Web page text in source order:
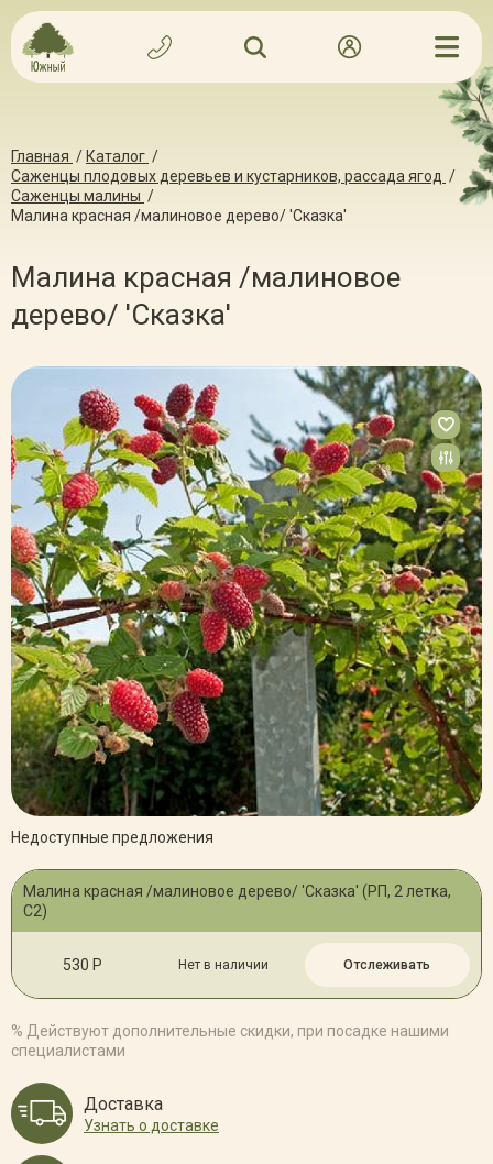
Главная / Каталог /
Саженцы плодовых деревьев и кустарников, рассада ягод /
Саженцы малины /
Малина красная /малиновое дерево/ 'Сказка'
Малина красная /малиновое
дерево/ 'Сказка'
Недоступные предложения
Малина красная /малиновое дерево/ 'Сказка' (РП, 2 летка,
С2)
530 Р Нет в наличии Отслеживать
% Действуют дополнительные скидки, при посадке нашими
специалистами
Доставка
Узнать о доставке